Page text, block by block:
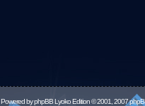
Powered byphpBBLyoko Edition © 2001, 2007